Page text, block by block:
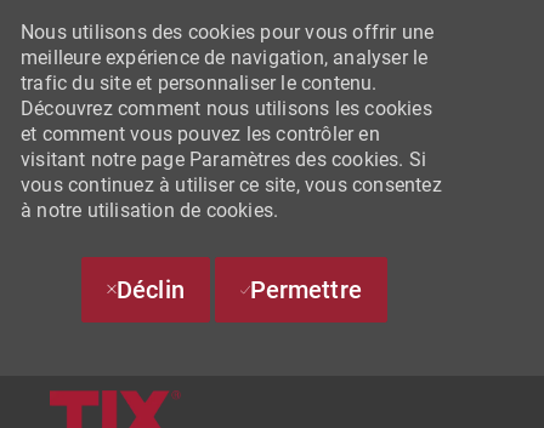
SKIP TO MAIN CONTENT
Nous utilisons des cookies pour vous offrir une
meilleure expérience de navigation, analyser le
trafic du site et personnaliser le contenu.
Découvrez comment nous utilisons les cookies
et comment vous pouvez les contrôler en
visitant notre page Paramètres des cookies. Si
vous continuez à utiliser ce site, vous consentez
à notre utilisation de cookies.
Déclin Permettre